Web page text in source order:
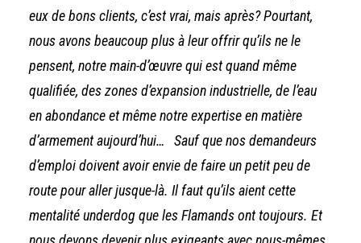
eux de bons clients, c’est vrai, mais après? Pourtant,
nous avons beaucoup plus à leur offrir qu’ils ne le
pensent, notre main-d’œuvre qui est quand même
qualifiée, des zones d’expansion industrielle, de l’eau
en abondance et même notre expertise en matière
d’armement aujourd’hui… Sauf que nos demandeurs
d’emploi doivent avoir envie de faire un petit peu de
route pour aller jusque-là. Il faut qu’ils aient cette
mentalité underdog que les Flamands ont toujours. Et